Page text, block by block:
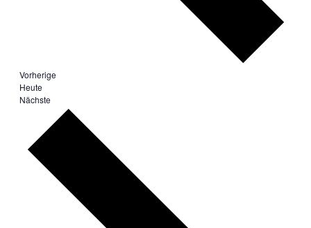
VorherigeVeranstaltungen
Heute
NächsteVeranstaltungen